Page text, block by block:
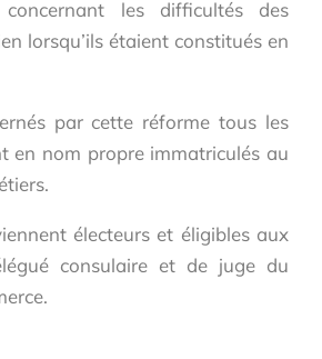
concernant les difficultés des
lorsqu’ils étaient constitués en
par cette réforme tous les
en nom propre immatriculés au
électeurs et éligibles aux
consulaire et de juge du